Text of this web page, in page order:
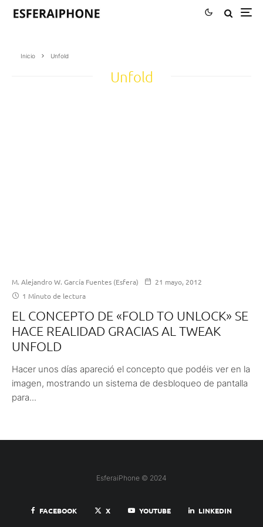
Inicio Unfold
Unfold
M. Alejandro W. García Fuentes (Esfera)
21 mayo, 2012
1 Minuto de lectura
EL CONCEPTO DE «FOLD TO UNLOCK» SE
HACE REALIDAD GRACIAS AL TWEAK
UNFOLD
Hacer unos días apareció el concepto que podéis ver en la
imagen, mostrando un sistema de desbloqueo de pantalla
para...
EsferaiPhone © 2024
FACEBOOK X YOUTUBE LINKEDIN